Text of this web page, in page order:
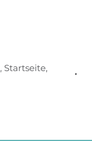
, Startseite,